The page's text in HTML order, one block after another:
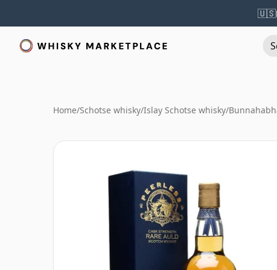
🇺🇸
Home/Schotse whisky/Islay Schotse whisky/